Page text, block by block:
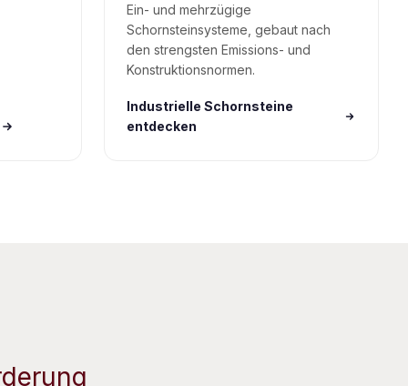
Ein- und mehrzügige
Schornsteinsysteme, gebaut nach
den strengsten Emissions- und
Konstruktionsnormen.
Industrielle Schornsteine
entdecken